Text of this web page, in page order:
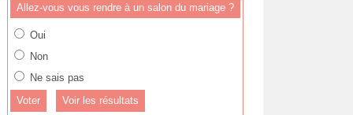
Allez-vous vous rendre à un salon du mariage ?
Oui
Non
Ne sais pas
Voir les résultats